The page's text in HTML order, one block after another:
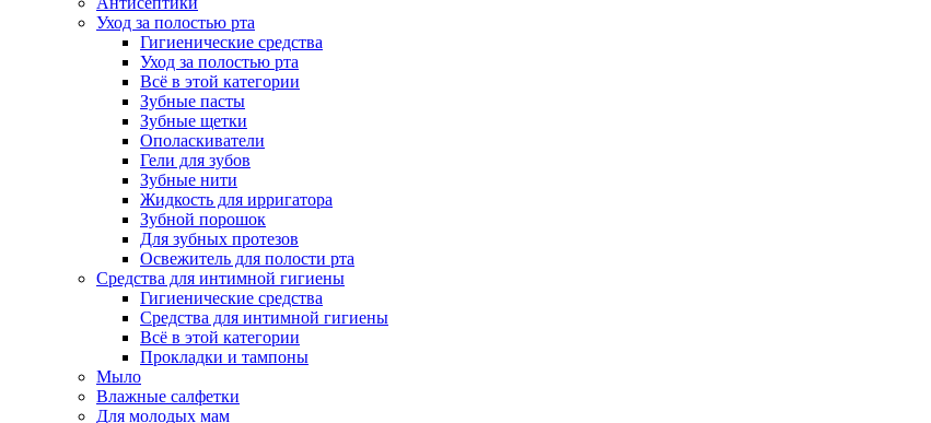
Уход за полостью рта
Гигиенические средства
Уход за полостью рта
Всё в этой категории
Зубные пасты
Зубные щетки
Ополаскиватели
Гели для зубов
Зубные нити
Жидкость для ирригатора
Зубной порошок
Для зубных протезов
Освежитель для полости рта
Средства для интимной гигиены
Гигиенические средства
Средства для интимной гигиены
Всё в этой категории
Прокладки и тампоны
Мыло
Влажные салфетки
Для молодых мам